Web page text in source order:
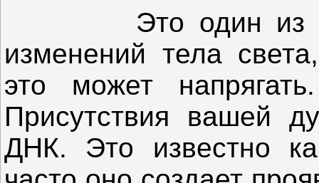
Это один из
изменений тела
это может
Присутствия вашей
ДНК. Это известно